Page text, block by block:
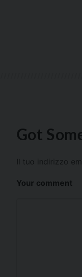
Got
Il tuo indirizzo
Your comment